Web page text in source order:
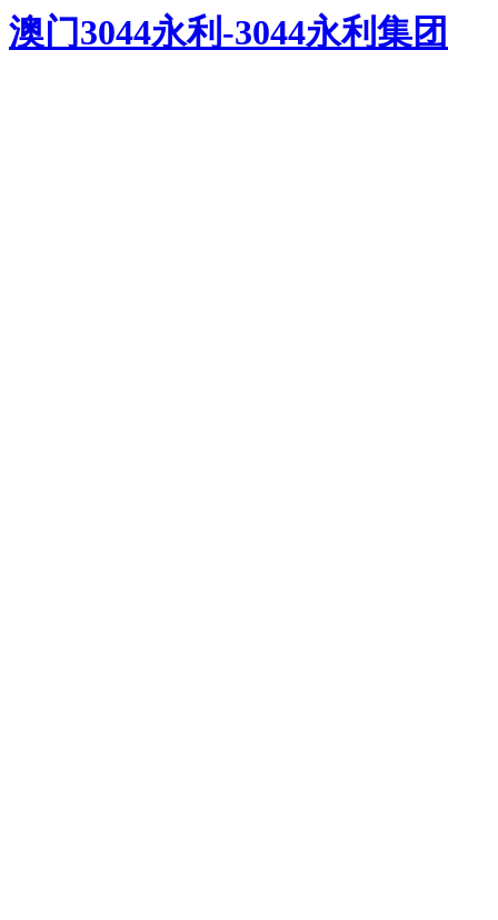
澳门3044永利-3044永利集团